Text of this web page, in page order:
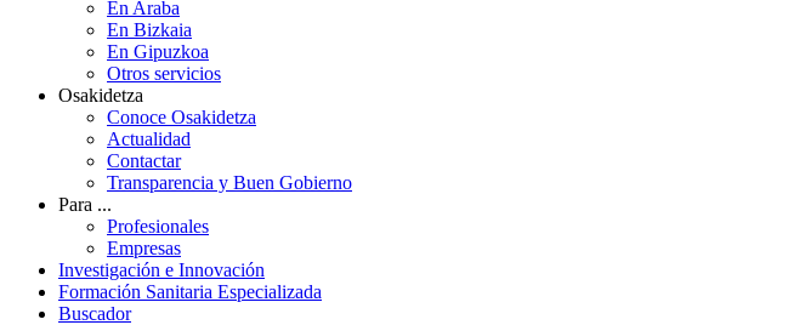
En Araba
En Bizkaia
En Gipuzkoa
Otros servicios
Osakidetza
Conoce Osakidetza
Actualidad
Contactar
Transparencia y Buen Gobierno
Para ...
Profesionales
Empresas
Investigación e Innovación
Formación Sanitaria Especializada
Buscador